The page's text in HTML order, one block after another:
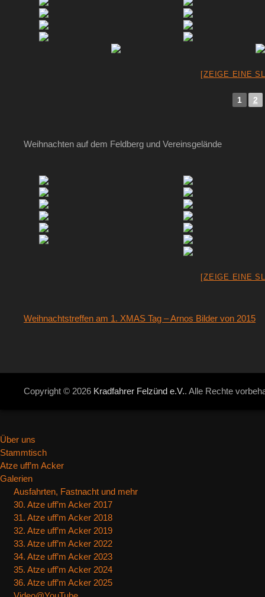
[ZEIGE EINE
1 2
Weihnachten auf dem Feldberg und Vereinsgelände
[ZEIGE EINE
Weihnachtstreffen am 1. XMAS Tag – Arnos Bilder von 2015
Copyright © 2026 Kradfahrer Felzünd e.V.. Alle Rechte
Über uns
Stammtisch
Atze uff’m Acker
Galerien
Ausfahrten, Fastnacht und mehr
30. Atze uff’m Acker 2017
31. Atze uff’m Acker 2018
32. Atze uff’m Acker 2019
33. Atze uff’m Acker 2022
34. Atze uff’m Acker 2023
35. Atze uff’m Acker 2024
36. Atze uff’m Acker 2025